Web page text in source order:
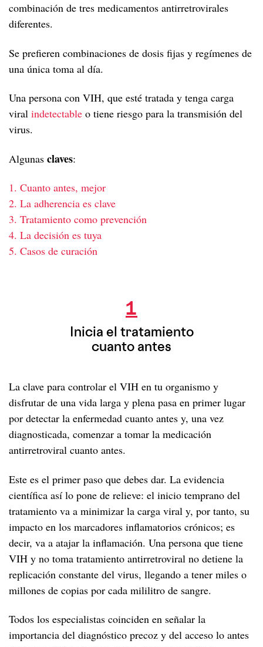
combinación de tres medicamentos antirretrovirales
diferentes.
Se prefieren combinaciones de dosis fijas y regímenes de
una única toma al día.
Una persona con VIH, que esté tratada y tenga carga
viral indetectable o tiene riesgo para la transmisión del
virus.
Algunas claves:
1. Cuanto antes, mejor
2. La adherencia es clave
3. Tratamiento como prevención
4. La decisión es tuya
5. Casos de curación
1
Inicia el tratamiento
cuanto antes
La clave para controlar el VIH en tu organismo y
disfrutar de una vida larga y plena pasa en primer lugar
por detectar la enfermedad cuanto antes y, una vez
diagnosticada, comenzar a tomar la medicación
antirretroviral cuanto antes.
Este es el primer paso que debes dar. La evidencia
científica así lo pone de relieve: el inicio temprano del
tratamiento va a minimizar la carga viral y, por tanto, su
impacto en los marcadores inflamatorios crónicos; es
decir, va a atajar la inflamación. Una persona que tiene
VIH y no toma tratamiento antirretroviral no detiene la
replicación constante del virus, llegando a tener miles o
millones de copias por cada mililitro de sangre.
Todos los especialistas coinciden en señalar la
importancia del diagnóstico precoz y del acceso lo antes